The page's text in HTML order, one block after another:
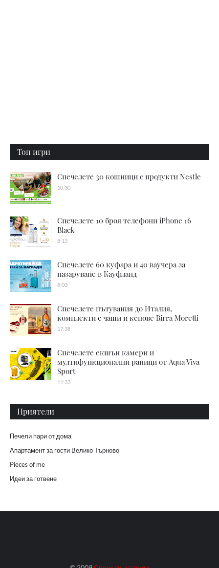
Топ игри
Спечелете 30 кошници с продукти Nestle
10:30
Спечелете 10 броя телефони iPhone 16
Black
8:13
Спечелете 60 куфара и 40 ваучера за
пазаруване в Кауфланд
8:03
Спечелете пътувания до Италия,
комплекти с чаши и кенове Birra Moretti
17:38
Спечелете екшън камери и
мултифункционални раници от Aqua Viva
Sport
11:33
Приятели
Печели пари от дома
Апартамент за гости Велико Търново
Pieces of me
Идеи за готвене